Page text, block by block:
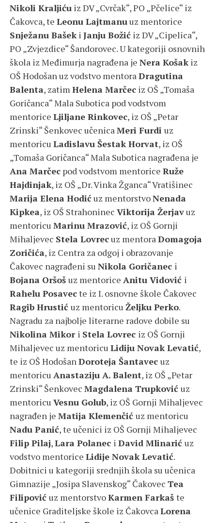
Nikoli Kraljiću iz DV „Cvrčak“, PO „Pčelice“ iz
Čakovca, te Leonu Lajtmanuuz mentorice
Snježanu Bašeki Janju Božić iz DV „Cipelica“,
PO „Zvjezdice“ Šandorovec. U kategoriji osnovnih
škola iz Međimurja nagrađena je Nera Košakiz
OŠ Hodošan uz vodstvo mentoraDragutina
Balenta, zatimHelena Marčec iz OŠ „Tomaša
Goričanca“ Mala Subotica pod vodstvom
mentorice Ljiljane Rinkovec, iz OŠ „Petar
Zrinski“ Šenkovec učenicaMeri Furdi uz
mentoricu Ladislavu Šestak Horvat, iz OŠ
„Tomaša Goričanca“ Mala Subotica nagrađena je
Ana Marčec pod vodstvom mentorice Ruže
Hajdinjak, iz OŠ „Dr. Vinka Žganca“ Vratišinec
Marija Elena Hodić uz mentorstvoNenada
Kipkea, iz OŠ Strahoninec Viktorija Žerjavuz
mentoricu Marinu Mrazović, iz OŠ Gornji
Mihaljevec Stela Lovrecuz mentoraDomagoja
Zoričića, iz Centra za odgoj i obrazovanje
Čakovec nagrađeni su Nikola Goričanec i
Bojana Oršoš uz mentorice Anitu Vidović i
Rahelu Posavecte iz I. osnovne škole Čakovec
Ragib Hrustić uz mentoricu Željku Perko.
Nagradu za najbolje literarne radove dobile su
Nikolina Mikor i Stela Lovrec iz OŠ Gornji
Mihaljevec uz mentoricu Lidiju Novak Levatić,
te iz OŠ HodošanDoroteja Šantavec uz
mentoricu Anastaziju A. Balent, iz OŠ „Petar
Zrinski“ Šenkovec Magdalena Trupković uz
mentoricu Vesnu Golub, iz OŠ Gornji Mihaljevec
nagrađen je Matija Klemenčić uz mentoricu
Nadu Panić, te učenici iz OŠ Gornji Mihaljevec
Filip Pilaj,Lara Polanec i David Mlinarić uz
vodstvo mentorice Lidije Novak Levatić.
Dobitnici u kategoriji srednjih škola su učenica
Gimnazije „Josipa Slavenskog“ Čakovec Tea
Filipović uz mentorstvoKarmen Farkaš te
učenice Graditeljske škole iz ČakovcaLorena